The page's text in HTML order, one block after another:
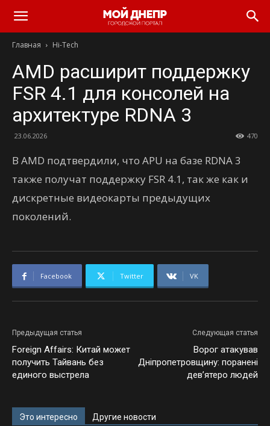
Главная Hi-Tech
AMD расширит поддержку
FSR 4.1 для консолей на
архитектуре RDNA 3
23.06.2026 470
В AMD подтвердили, что APU на базе RDNA 3
также получат поддержку FSR 4.1, так же как и
дискретные видеокарты предыдущих
поколений.
Facebook Twitter VK
Предыдущая статья
Foreign Affairs: Китай может
получить Тайвань без
единого выстрела
Следующая статья
Ворог атакував
Дніпропетровщину: поранені
дев’ятеро людей
Это интересно Другие новости